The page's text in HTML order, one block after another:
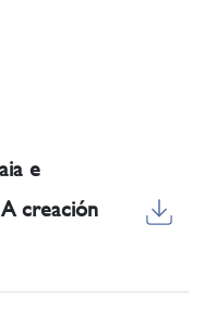
e
creación